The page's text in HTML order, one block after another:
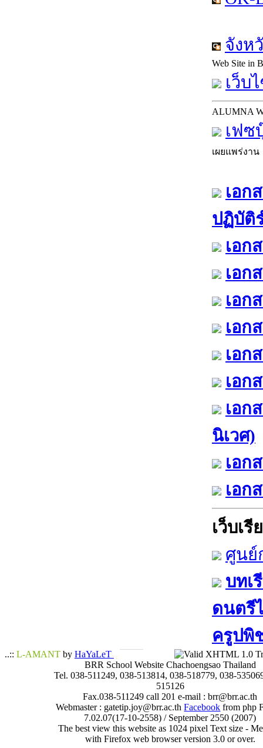
จังห
Web Site in
เว็บ
ALUMNA
เฟซ
เผยแพร่งาน
เอก
ปฏิบัติ
เอก
เอก
เอก
เอก
เอก
เอก
เอก
นิเวศ)
เอก
เอก
เว็บเรี
ศูนย์
บทเ
ดนตรี
ครูปพิ
..:: L-AMANT by HaYaLeT
BRR School Website Chachoengsao Thailand
Tel. 038-511249, 038-513814, 038-518779, 038-
515126
Fax.038-511249 call 201 e-mail : brr@brr.ac.th
Webmaster : gatetip.joy@brr.ac.thFacebook from php
7.02.07(17-10-2558) / September 2550 (2007)
The best view this website as 1024 pixel Text size -
with Firefox web browser version 3.0 or over.